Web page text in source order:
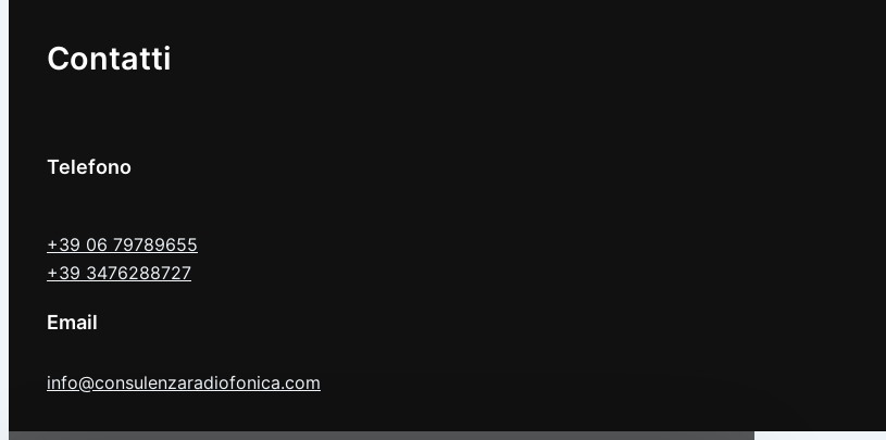
Contatti
Telefono
+39 06 79789655
+39 3476288727
Email
info@consulenzaradiofonica.com